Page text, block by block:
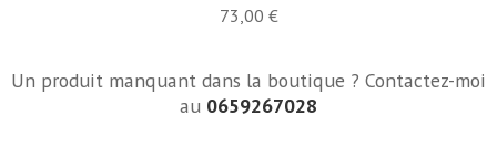
73,00 €
Un produit manquant dans la boutique ? Contactez-moi
au 0659267028